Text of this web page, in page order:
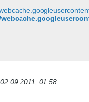
02.09.2011, 01:58